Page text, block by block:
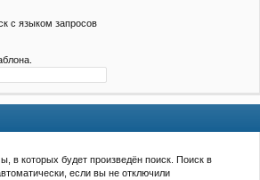
с языком запросов
в которых будет произведён поиск. Поиск в
если вы не отключили